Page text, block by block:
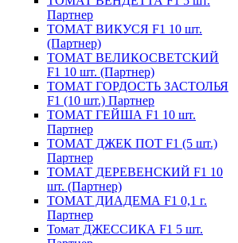
Партнер
ТОМАТ ВИКУСЯ F1 10 шт.
(Партнер)
ТОМАТ ВЕЛИКОСВЕТСКИЙ
F1 10 шт. (Партнер)
ТОМАТ ГОРДОСТЬ ЗАСТОЛЬЯ
F1 (10 шт.) Партнер
ТОМАТ ГЕЙША F1 10 шт.
Партнер
ТОМАТ ДЖЕК ПОТ F1 (5 шт.)
Партнер
ТОМАТ ДЕРЕВЕНСКИЙ F1 10
шт. (Партнер)
ТОМАТ ДИАДЕМА F1 0,1 г.
Партнер
Томат ДЖЕССИКА F1 5 шт.